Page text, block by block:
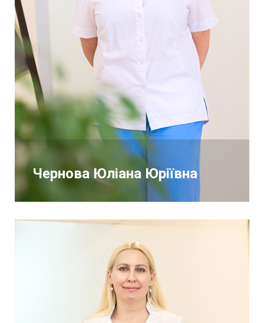
Чернова Юліана Юріївна